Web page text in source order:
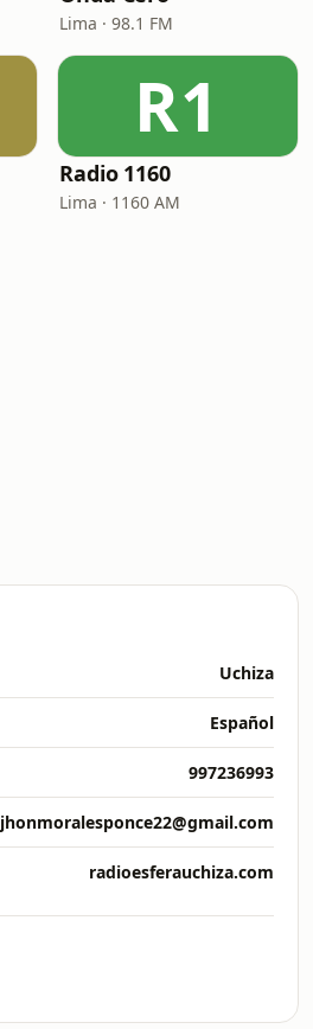
Lima · 98.1 FM
R1
Radio 1160
Lima · 1160 AM
Uchiza
Español
997236993
jhonmoralesponce22@gmail.com
radioesferauchiza.com